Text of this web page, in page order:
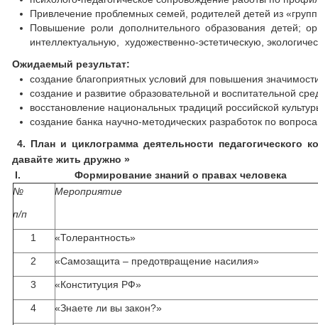
Привлечение проблемных семей, родителей детей из
Повышение роли дополнительного образования детей;
интеллектуальную, художественно-эстетическую,
Ожидаемый результат:
создание благоприятных условий для повышения
создание и развитие образовательной и воспитательной
восстановление национальных традиций российской
создание банка научно-методических разработок по
4. План и циклограмма деятельности педагогического
давайте жить дружно »
I.Формирование знаний о правах человека
№
п/п
Мероприятие
1 «Толерантность»
2 «Самозащита – предотвращение насилия»
3 «Конституция РФ»
4 «Знаете ли вы закон?»